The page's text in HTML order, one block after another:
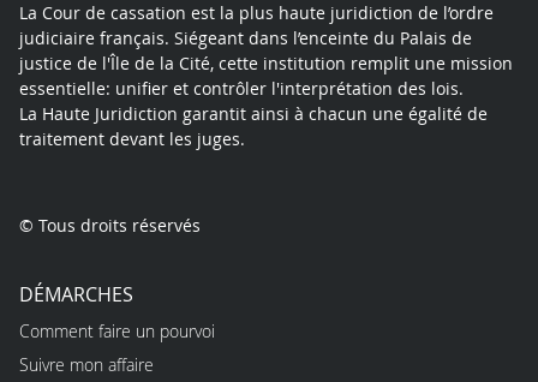
La Cour de cassation est la plus haute juridiction de l’ordre
judiciaire français. Siégeant dans l’enceinte du Palais de
justice de l'Île de la Cité, cette institution remplit une mission
essentielle: unifier et contrôler l'interprétation des lois.
La Haute Juridiction garantit ainsi à chacun une égalité de
traitement devant les juges.
© Tous droits réservés
DÉMARCHES
Comment faire un pourvoi
Suivre mon affaire